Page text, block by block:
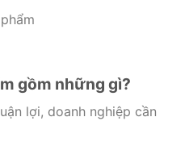
gồm những gì?
lợi, doanh nghiệp cần